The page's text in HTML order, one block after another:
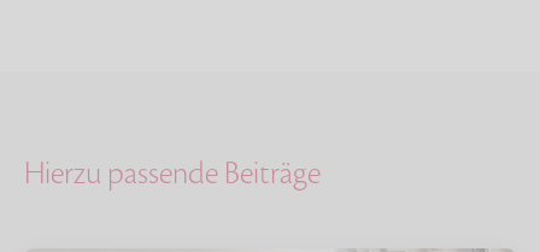
Hierzu passende Beiträge